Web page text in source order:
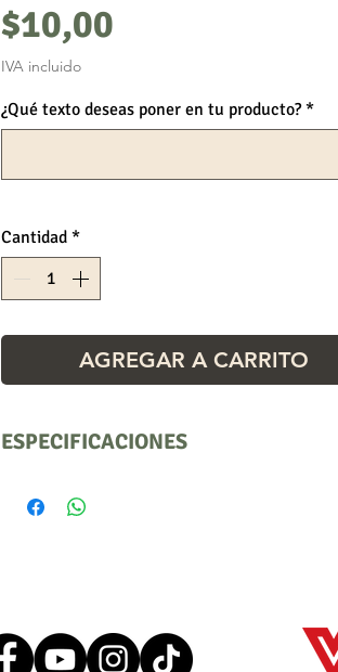
$10,00
IVA incluido
¿Qué texto deseas poner en tu producto? *
Cantidad *
AGREGAR A CARRITO
ESPECIFICACIONES
Sujeto a disponibilidad hasta agotar stock